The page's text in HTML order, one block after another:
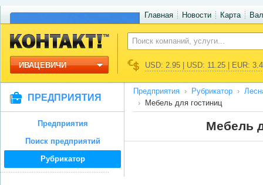
Главная Новости Карта
ИВАЦЕВИЧИ USD: 2.95 | USD: 11.25 | EUR:
ПРЕДПРИЯТИЯ
Предприятия
Поиск предприятий
Рубрикатор
Предприятия Рубрикатор
Мебель для гостиниц
Мебель